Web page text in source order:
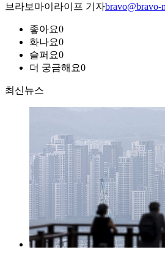
브라보마이라이프 기자bravo@bravo-
좋아요0
화나요0
슬퍼요0
더 궁금해요0
최신뉴스